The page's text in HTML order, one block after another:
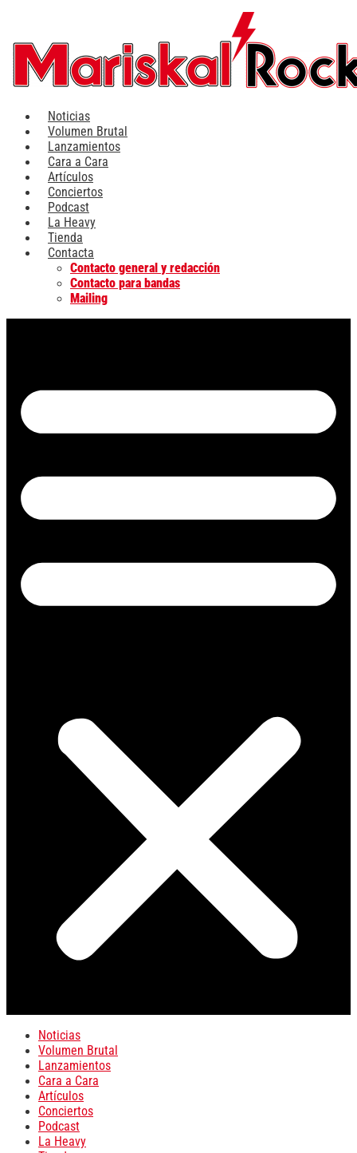
contenido
Noticias
Volumen Brutal
Lanzamientos
Cara a Cara
Artículos
Conciertos
Podcast
La Heavy
Tienda
Contacta
Contacto general y redacción
Contacto para bandas
Mailing
Noticias
Volumen Brutal
Lanzamientos
Cara a Cara
Artículos
Conciertos
Podcast
La Heavy